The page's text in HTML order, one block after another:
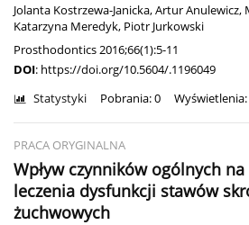
Jolanta Kostrzewa-Janicka,Artur Anulewicz,
Katarzyna Meredyk, Piotr Jurkowski
Prosthodontics 2016;66(1):5-11
DOI: https://doi.org/10.5604/.1196049
Statystyki Pobrania: 0 Wyświetlenia:
PRACA ORYGINALNA
Wpływ czynników ogólnych
leczenia dysfunkcji stawów
żuchwowych